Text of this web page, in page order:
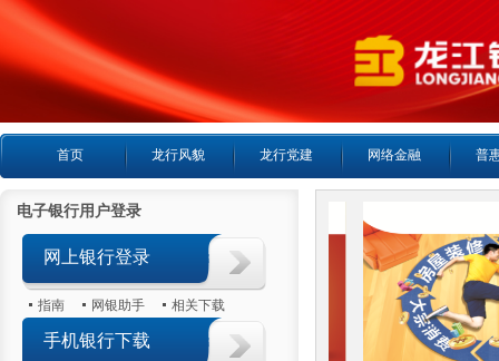
首页 龙行风貌 龙行党建 网络金融 普
电子银行用户登录
网上银行登录
指南 网银助手 相关下载
手机银行下载